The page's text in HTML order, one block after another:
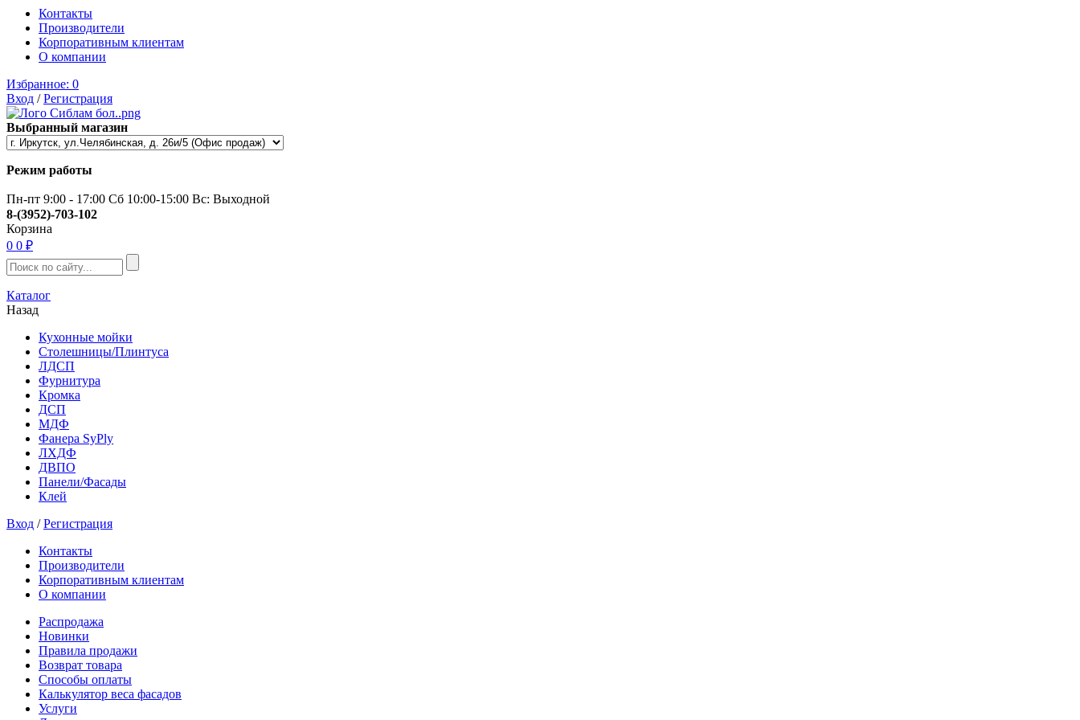
Контакты
Производители
Корпоративным клиентам
О компании
Избранное: 0
Вход /Регистрация
Выбранный магазин
Режим работы
Пн-пт 9:00 - 17:00 Сб 10:00-15:00 Вс: Выходной
8-(3952)-703-102
Корзина
0 0 ₽
Каталог
Назад
Кухонные мойки
Столешницы/Плинтуса
ЛДСП
Фурнитура
Кромка
ДСП
МДФ
Фанера SyPly
ЛХДФ
ДВПО
Панели/Фасады
Клей
Вход /Регистрация
Контакты
Производители
Корпоративным клиентам
О компании
Распродажа
Новинки
Правила продажи
Возврат товара
Способы оплаты
Калькулятор веса фасадов
Услуги